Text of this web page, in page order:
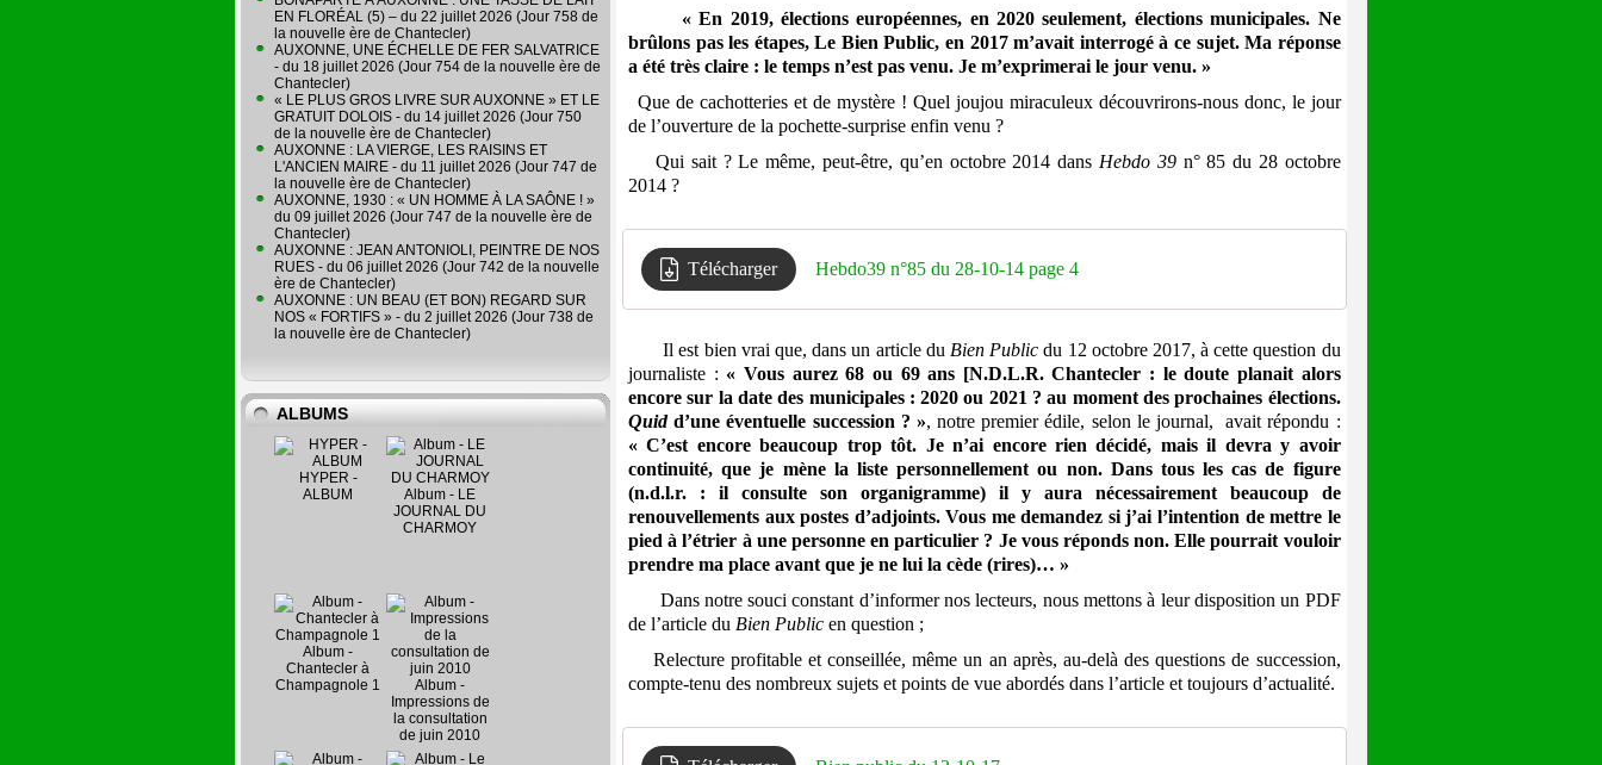
EN FLORÉAL (5) – du 22 juillet 2026 (Jour 758 de
la nouvelle ère de Chantecler)
AUXONNE, UNE ÉCHELLE DE FER SALVATRICE
- du 18 juillet 2026 (Jour 754 de la nouvelle ère de
Chantecler)
« LE PLUS GROS LIVRE SUR AUXONNE » ET LE
GRATUIT DOLOIS - du 14 juillet 2026 (Jour 750
de la nouvelle ère de Chantecler)
AUXONNE : LA VIERGE, LES RAISINS ET
L'ANCIEN MAIRE - du 11 juillet 2026 (Jour 747 de
la nouvelle ère de Chantecler)
AUXONNE, 1930 : « UN HOMME À LA SAÔNE ! »
du 09 juillet 2026 (Jour 747 de la nouvelle ère de
Chantecler)
AUXONNE : JEAN ANTONIOLI, PEINTRE DE NOS
RUES - du 06 juillet 2026 (Jour 742 de la nouvelle
ère de Chantecler)
AUXONNE : UN BEAU (ET BON) REGARD SUR
NOS « FORTIFS » - du 2 juillet 2026 (Jour 738 de
la nouvelle ère de Chantecler)
ALBUMS
HYPER -
ALBUM
Album - LE
JOURNAL DU
CHARMOY
Album -
Chantecler à
Champagnole 1
Album -
Impressions de
la consultation
de juin 2010
« En 2019, élections européennes, en 2020 seulement, élections municipales. Ne
brûlons pas les étapes, Le Bien Public, en 2017 m’avait interrogé à ce sujet. Ma réponse
a été très claire : le temps n’est pas venu. Je m’exprimerai le jour venu. »
Que de cachotteries et de mystère ! Quel joujou miraculeux découvrirons-nous donc, le jour
de l’ouverture de la pochette-surprise enfin venu ?
Qui sait ? Le même, peut-être, qu’en octobre 2014 dans Hebdo 39n° 85 du 28 octobre
2014 ?
Télécharger Hebdo39 n°85 du 28-10-14 page 4
Il est bien vrai que, dans un article du Bien Publicdu 12 octobre 2017, à cette question du
journaliste : « Vous aurez 68 ou 69 ans [N.D.L.R. Chantecler : le doute planait alors
encore sur la date des municipales : 2020 ou 2021 ? au moment des prochaines élections.
Quidd’une éventuelle succession ? », notre premier édile, selon le journal, avait répondu :
« C’est encore beaucoup trop tôt. Je n’ai encore rien décidé, mais il devra y avoir
continuité, que je mène la liste personnellement ou non. Dans tous les cas de figure
(n.d.l.r. : il consulte son organigramme) il y aura nécessairement beaucoup de
renouvellements aux postes d’adjoints. Vous me demandez si j’ai l’intention de mettre le
pied à l’étrier à une personne en particulier ? Je vous réponds non. Elle pourrait vouloir
prendre ma place avant que je ne lui la cède (rires)… »
Dans notre souci constant d’informer nos lecteurs, nous mettons à leur disposition un PDF
de l’article du Bien Public en question ;
Relecture profitable et conseillée, même un an après, au-delà des questions de succession,
compte-tenu des nombreux sujets et points de vue abordés dans l’article et toujours d’actualité.